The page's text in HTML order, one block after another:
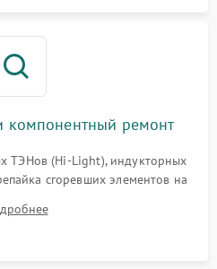
компонентный ремонт
ТЭНов (Hi-Light), индукторных
сгоревших элементов на
и замена поврежденной